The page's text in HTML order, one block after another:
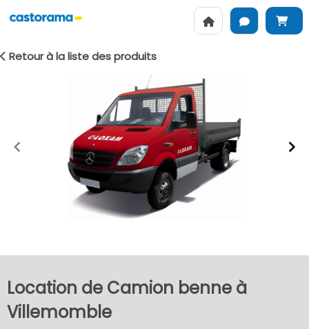
Retour à la liste des produits
Location de Camion benne à
Villemomble